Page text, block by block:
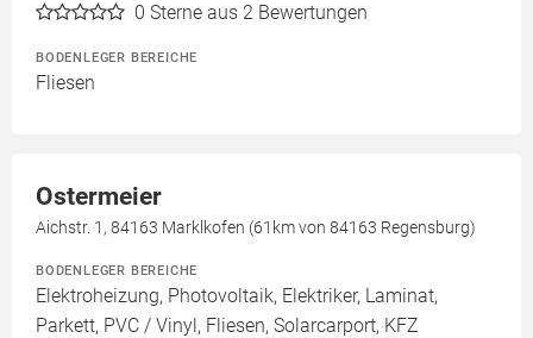
0 Sterne aus 2 Bewertungen
BODENLEGER BEREICHE
Fliesen
Ostermeier
Aichstr. 1, 84163 Marklkofen (61km von 84163 Regensburg)
BODENLEGER BEREICHE
Elektroheizung, Photovoltaik, Elektriker, Laminat,
Parkett, PVC / Vinyl, Fliesen, Solarcarport, KFZ